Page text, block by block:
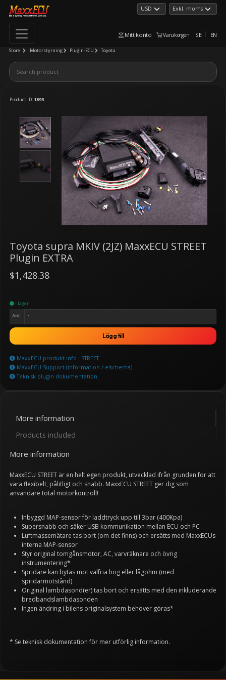
Mitt konto Varukorgen SE EN
Store Motorstyrning Plugin-ECU Toyota
Product ID: 1893
Toyota supra MKIV (2JZ) MaxxECU STREET
Plugin EXTRA
$1,428.38
i lager
Ant:
Lägg till
MaxxECU produkt info - STREET
MaxxECU Support (information / elschema)
Teknisk plugin dokumentation
More information
Products included
More information
MaxxECU STREET är en helt egen produkt, utvecklad ifrån grunden för att
vara flexibelt, pålitligt och snabb. MaxxECU STREET ger dig som
användare total motorkontroll!
Inbyggd MAP-sensor för laddtryck upp till 3bar (400Kpa)
Supersnabb och säker USB kommunikation mellan ECU och PC
Luftmassemätare tas bort (om det finns) och ersätts med MaxxECUs
interna MAP-sensor
Styr original tomgånsmotor, AC, varvräknare och övrig
instrumentering*
Spridare kan bytas mot valfria hög eller lågohm (med
spridarmotstånd)
Original lambdasond(er) tas bort och ersätts med den inkluderande
bredbandslambdasonden
Ingen ändring i bilens originalsystem behöver göras*
* Se teknisk dokumentation för mer utförlig information.